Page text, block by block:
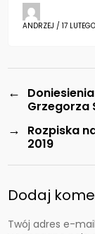
ANDRZEJ / 17
←
Grzegorza
→
Rozpiska
2019
Dodaj
Twój adres e-